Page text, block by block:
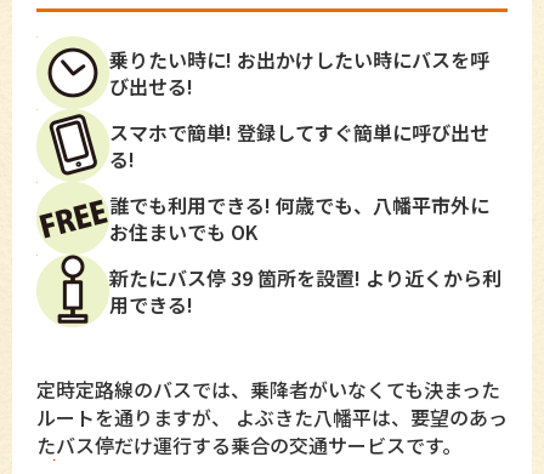
乗りたい時に! お出かけしたい時にバスを呼
び出せる!
スマホで簡単! 登録してすぐ簡単に呼び出せ
る!
誰でも利用できる! 何歳でも、八幡平市外に
お住まいでも OK
新たにバス停 39 箇所を設置! より近くから利
用できる!
定時定路線のバスでは、乗降者がいなくても決まった
ルートを通りますが、 よぶきた八幡平は、要望のあっ
たバス停だけ運行する乗合の交通サービスです。